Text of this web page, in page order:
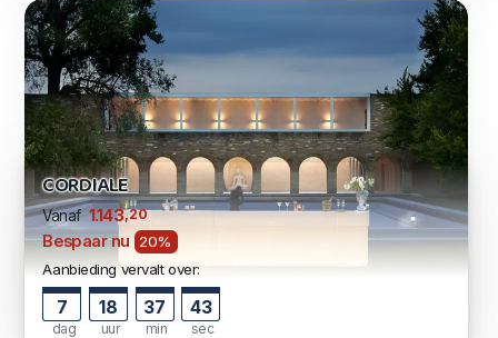
CORDIALE
Vanaf 1.143,20
Bespaar nu
20%
Aanbieding vervalt over:
7
dag
18
uur
37
min
42
sec